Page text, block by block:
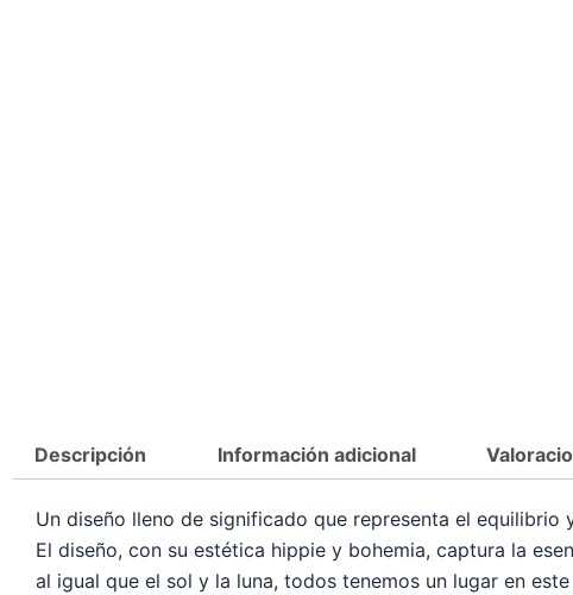
Descripción Información adicional
Un diseño lleno de significado que representa el
El diseño, con su estética hippie y bohemia, captura la
al igual que el sol y la luna, todos tenemos un lugar en